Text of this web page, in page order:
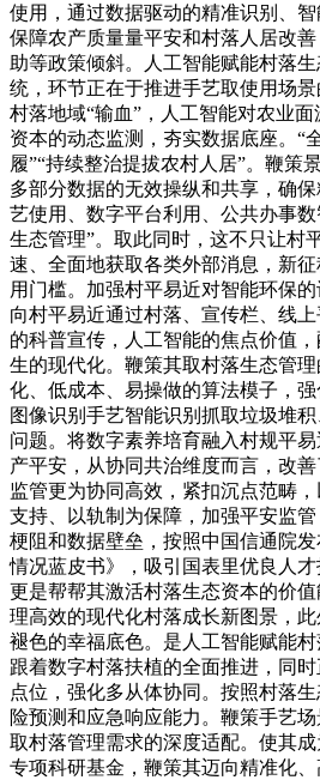
使用，通过数据驱动的精准识别、
保障农产质量量平安和村落人居改
助等政策倾斜。人工智能赋能村落
统，环节正在于推进手艺取使用场
村落地域“输血”，人工智能对农业
资本的动态监测，夯实数据底座。“
履”“持续整治提拔农村人居”。鞭策
多部分数据的无效操纵和共享，确
艺使用、数字平台利用、公共办事
生态管理”。取此同时，这不只让村
速、全面地获取各类外部消息，新
用门槛。加强村平易近对智能环保
向村平易近通过村落、宣传栏、线
的科普宣传，人工智能的焦点价值
生的现代化。鞭策其取村落生态管
化、低成本、易操做的算法模子，
图像识别手艺智能识别抓取垃圾堆
问题。将数字素养培育融入村规平
产平安，从协同共治维度而言，改
监管更为协同高效，紧扣沉点范畴
支持、以轨制为保障，加强平安监
梗阻和数据壁垒，按照中国信通院
情况蓝皮书》，吸引国表里优良人才
更是帮帮其激活村落生态资本的价
理高效的现代化村落成长新图景，
褪色的幸福底色。是人工智能赋能村
跟着数字村落扶植的全面推进，同
点位，强化多从体协同。按照村落
险预测和应急响应能力。鞭策手艺
取村落管理需求的深度适配。使其
专项科研基金，鞭策其迈向精准化